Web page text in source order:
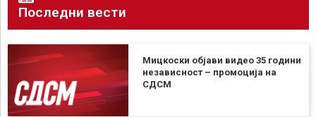
Последни вести
Мицкоски објави видео 35 години
независност – промоција на
СДСМ